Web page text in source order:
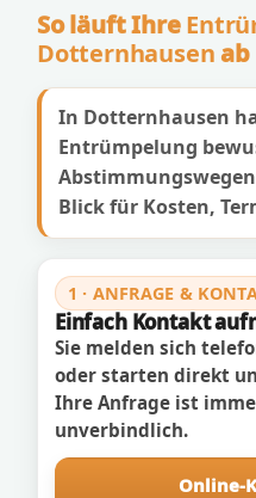
So läuft Ihre
Dotternhausenab
In Dotternhausen
Entrümpelung
Blick für Kosten,
1 · ANFRAGE &
Einfach Kontakt
Sie melden sich
oder starten direkt
Ihre Anfrage ist
unverbindlich.
Online-